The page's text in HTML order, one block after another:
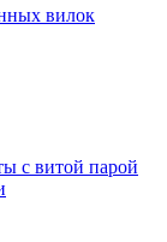
вилок
с витой парой